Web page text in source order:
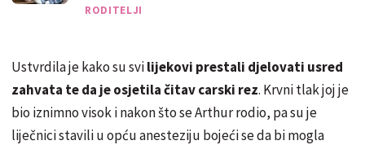
RODITELJI
Ustvrdila je kako su svilijekovi prestali djelovati usred
zahvata te da je osjetila čitav carski rez. Krvni tlak joj je
bio iznimno visok i nakon što se Arthur rodio, pa su je
liječnici stavili u opću anesteziju bojeći se da bi mogla